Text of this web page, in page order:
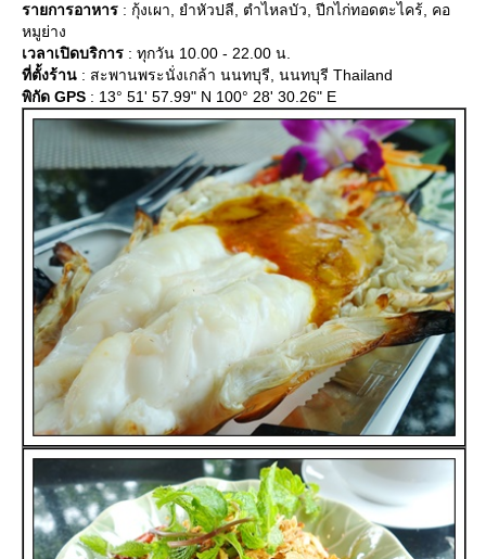
รายการอาหาร : กุ้งเผา, ยำหัวปลี, ตำไหลบัว, ปีกไก่ทอดตะไคร้, คอ
หมูย่าง
เวลาเปิดบริการ : ทุกวัน 10.00 - 22.00 น.
ที่ตั้งร้าน : สะพานพระนั่งเกล้า นนทบุรี, นนทบุรี Thailand
พิกัด GPS : 13° 51' 57.99" N 100° 28' 30.26" E